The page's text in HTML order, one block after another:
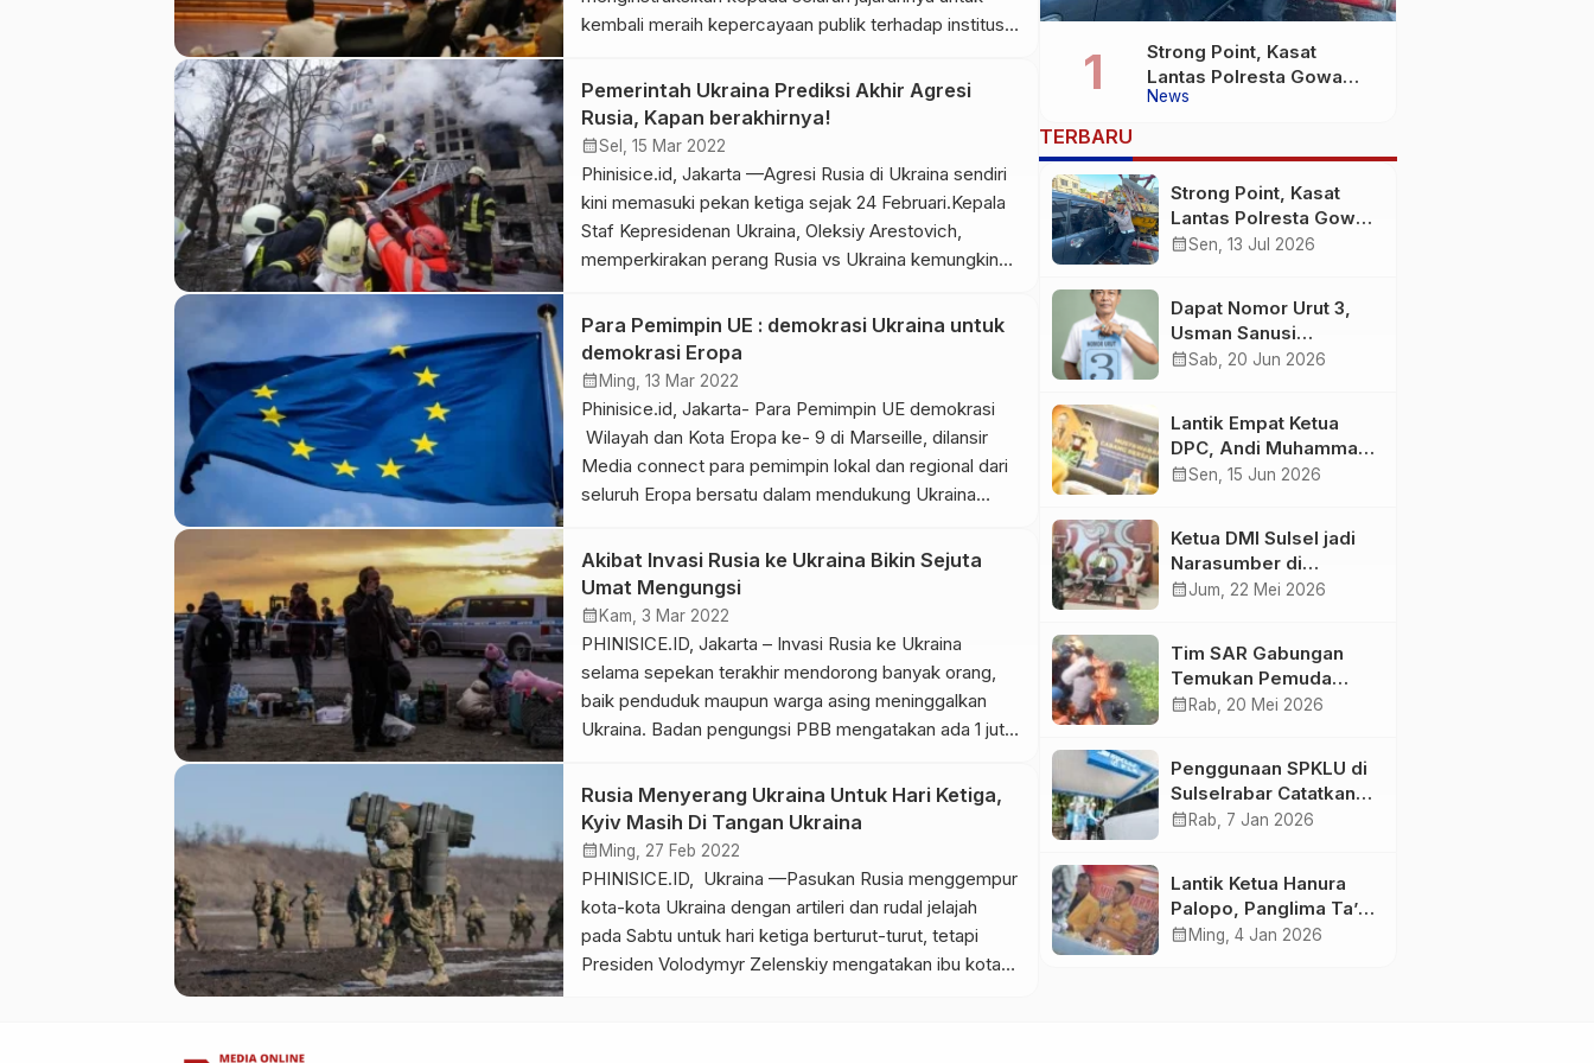
kembali meraih kepercayaan publik terhadap institusi
mengawal seluruh kebijakan Pemerintah Indonesia.
Hal tersebut disampaikan oleh Kapolri: Raih
Kepercayaan Publik Sigit saat menggelar video
conference pengarahan kepada seluruh anggota
mulai dari tingkat Mabes Polri, […]
Pemerintah Ukraina Prediksi Akhir Agresi
Rusia, Kapan berakhirnya!
calendar_monthSel, 15 Mar 2022
Phinisice.id, Jakarta —Agresi Rusia di Ukraina sendiri
kini memasuki pekan ketiga sejak 24 Februari.Kepala
Staf Kepresidenan Ukraina, Oleksiy Arestovich,
memperkirakan perang Rusia vs Ukraina kemungkinan
penyebab Rusia bakal setop menyerbu Ukraina pada
awal Mei. Ia mengatakan Rusia akan kehabisan semua
sumber daya untuk menyerang negara tetangganya
itu. “Saya pikir tidak […]
Para Pemimpin UE : demokrasi Ukraina untuk
demokrasi Eropa
calendar_month Ming, 13 Mar 2022
Phinisice.id, Jakarta- Para Pemimpin UE demokrasi
Wilayah dan Kota Eropa ke- 9 di Marseille, dilansir
Media connect para pemimpin lokal dan regional dari
seluruh Eropa bersatu dalam mendukung Ukraina
mendukung rakyat Ukraina. Kami membutuhkan Eropa
yang bersatu untuk melindungi tetangga kami,
mengatasi darurat iklim, melawan ekstremisme dan
mempromosikan […]
Akibat Invasi Rusia ke Ukraina Bikin Sejuta
Umat Mengungsi
calendar_month Kam, 3 Mar 2022
PHINISICE.ID, Jakarta – Invasi Rusia ke Ukraina
selama sepekan terakhir mendorong banyak orang,
baik penduduk maupun warga asing meninggalkan
Ukraina. Badan pengungsi PBB mengatakan ada 1 juta
Dilansir Associated Press, Kamis (3/3/2022), Komisi
Tinggi PBB untuk Pengungsi (UNHCR) mengatakan
jumlah mereka yang mengungsi bahkan lebih dari 2%
dari populasi […]
Rusia Menyerang Ukraina Untuk Hari Ketiga,
Kyiv Masih Di Tangan Ukraina
calendar_month Ming, 27 Feb 2022
PHINISICE.ID, Ukraina —Pasukan Rusia menggempur
kota-kota Ukraina dengan artileri dan rudal jelajah
pada Sabtu untuk hari ketiga berturut-turut, tetapi
Presiden Volodymyr Zelenskiy mengatakan ibu kota
News
Strong Point, Kasat
Lantas Polresta Gowa
Sigap Bantu Korban
TERBARU
Strong Point, Kasat
Lantas Polresta Gowa
Sigap Bantu Korban
calendar_monthSen, 13 Jul 2026
Dapat Nomor Urut 3,
Usman Sanusi
Komitmen Jadikan
calendar_monthSab, 20 Jun 2026
Lantik Empat Ketua
DPC, Andi Muhammad
: Harus Bermental
calendar_monthSen, 15 Jun 2026
Ketua DMI Sulsel jadi
Narasumber di
Kompas Tv
calendar_monthJum, 22 Mei 2026
Tim SAR Gabungan
Temukan Pemuda
Loncat ke Sungai
calendar_month Rab, 20 Mei 2026
Penggunaan SPKLU di
Sulselrabar Catatkan
Kenaikan Tiga Kali
calendar_month Rab, 7 Jan 2026
Lantik Ketua Hanura
Palopo, Panglima Ta’ :
Jabatan adalah
calendar_month Ming, 4 Jan 2026